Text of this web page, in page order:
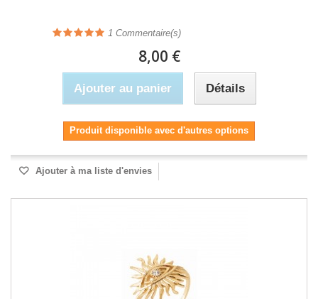
1 Commentaire(s)
8,00 €
Ajouter au panier Détails
Produit disponible avec d'autres options
Ajouter à ma liste d'envies